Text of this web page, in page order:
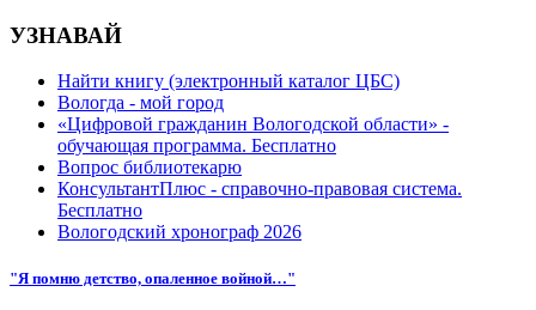
УЗНАВАЙ
Найти книгу (электронный каталог ЦБС)
Вологда - мой город
«Цифровой гражданин Вологодской области» -
обучающая программа. Бесплатно
Вопрос библиотекарю
КонсультантПлюс - справочно-правовая система.
Бесплатно
Вологодский хронограф 2026
"Я помню детство, опаленное войной…"